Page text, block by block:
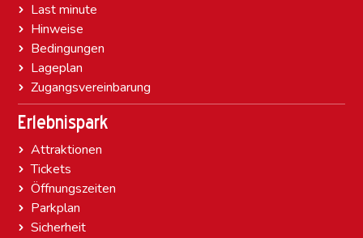
Last minute
Hinweise
Bedingungen
Lageplan
Zugangsvereinbarung
Erlebnispark
Attraktionen
Tickets
Öffnungszeiten
Parkplan
Sicherheit